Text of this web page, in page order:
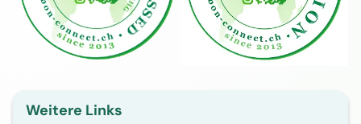
Weitere Links